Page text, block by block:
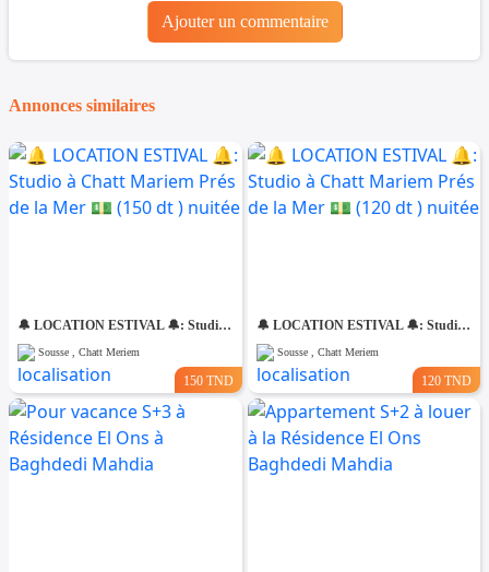
Ajouter un commentaire
Annonces similaires
🔔 LOCATION ESTIVAL 🔔: Studio à Chatt Mariem Prés de la Mer 💵 (150 dt ) nuitée
Sousse , Chatt Meriem
150 TND
🔔 LOCATION ESTIVAL 🔔: Studio à Chatt Mariem Prés de la Mer 💵 (120 dt ) nuitée
Sousse , Chatt Meriem
120 TND